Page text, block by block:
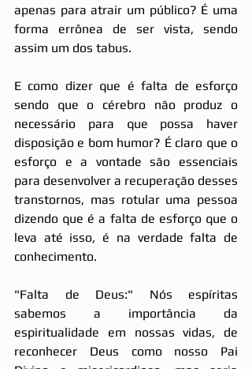
apenas para atrair um público? É uma
forma errônea de ser vista, sendo
assim um dos tabus.
E como dizer que é falta de esforço
sendo que o cérebro não produz o
necessário para que possa haver
disposição e bom humor? É claro que o
esforço e a vontade são essenciais
para desenvolver a recuperação desses
transtornos, mas rotular uma pessoa
dizendo que é a falta de esforço que o
leva até isso, é na verdade falta de
conhecimento.
"Falta de Deus:" Nós espíritas
sabemos a importância da
espiritualidade em nossas vidas, de
reconhecer Deus como nosso Pai